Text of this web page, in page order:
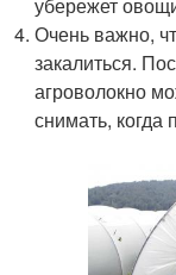
Очень важно,
закалиться.
агроволокно
снимать, когда